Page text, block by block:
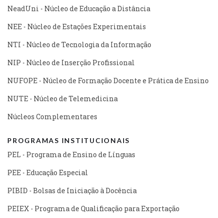
NeadUni - Núcleo de Educação a Distância
NEE - Núcleo de Estações Experimentais
NTI - Núcleo de Tecnologia da Informação
NIP - Núcleo de Inserção Profissional
NUFOPE - Núcleo de Formação Docente e Prática de Ensino
NUTE - Núcleo de Telemedicina
Núcleos Complementares
PROGRAMAS INSTITUCIONAIS
PEL - Programa de Ensino de Línguas
PEE - Educação Especial
PIBID - Bolsas de Iniciação à Docência
PEIEX - Programa de Qualificação para Exportação